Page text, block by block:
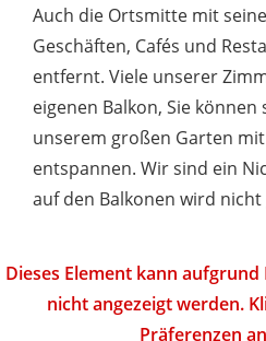
Auch die Ortsmitte mit
Geschäften, Cafés und
entfernt. Viele unserer
eigenen Balkon, Sie
unserem großen Garten
entspannen. Wir sind ein
auf den Balkonen wird
Dieses Element kann
nicht angezeigt werden.
Präferenzen